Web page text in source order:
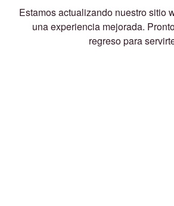
Estamos actualizando nuestro sitio
una experiencia mejorada.
regreso para